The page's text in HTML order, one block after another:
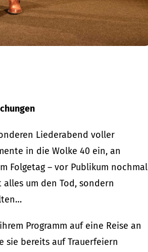
Liederabend voller
in die Wolke 40 ein, an
Folgetag – vor Publikum nochmal
um den Tod, sondern
Programm auf eine Reise an
sie bereits auf Trauerfeiern